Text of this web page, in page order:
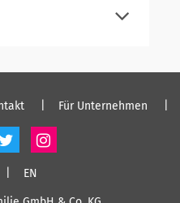
Für Unternehmen
EN